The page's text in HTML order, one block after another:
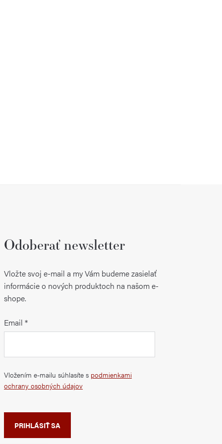
Odoberať newsletter
Vložte svoj e-mail a my Vám budeme zasielať
informácie o nových produktoch na našom e-
shope.
Email
Vložením e-mailu súhlasíte s podmienkami
ochrany osobných údajov
PRIHLÁSIŤ SA